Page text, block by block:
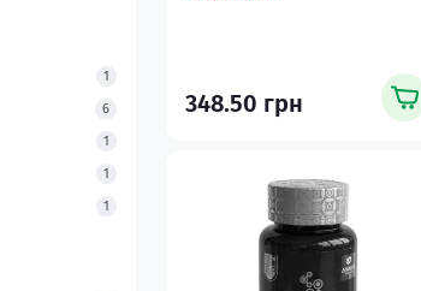
1
6
1
1
1
348.50 грн